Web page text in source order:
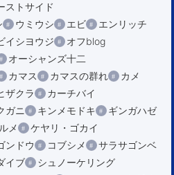
ストサイド
ウミウシ エビ
エンリッチ
イシヨウジ
オフblog
オーシャンズ十二
カマス カマスの群れ
カメ
ザクラ
カーチバイ
ガニ キンメモドキ
ギンガハゼ
メ
ケヤリ・ゴカイ
ンドウ コブシメ
サラサゴンベ
イブ
シュノーケリング